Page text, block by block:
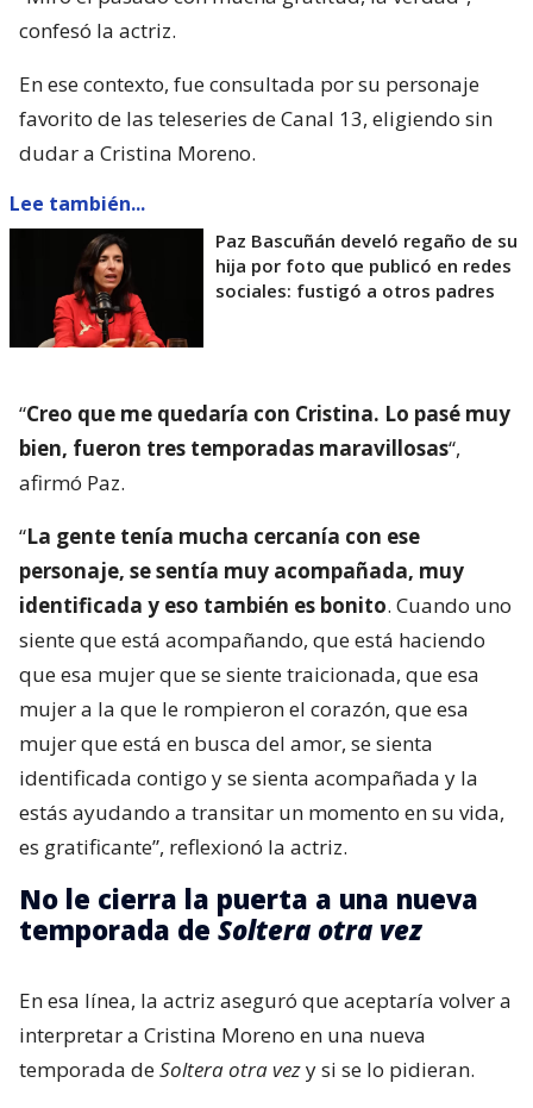
confesó la actriz.
En ese contexto, fue consultada por su personaje
favorito de las teleseries de Canal 13, eligiendo sin
dudar a Cristina Moreno.
Lee también...
Paz Bascuñán develó regaño de su
hija por foto que publicó en redes
sociales: fustigó a otros padres
“Creo que me quedaría con Cristina. Lo pasé muy
bien, fueron tres temporadas maravillosas“,
afirmó Paz.
“La gente tenía mucha cercanía con ese
personaje, se sentía muy acompañada, muy
identificada y eso también es bonito. Cuando uno
siente que está acompañando, que está haciendo
que esa mujer que se siente traicionada, que esa
mujer a la que le rompieron el corazón, que esa
mujer que está en busca del amor, se sienta
identificada contigo y se sienta acompañada y la
estás ayudando a transitar un momento en su vida,
es gratificante”, reflexionó la actriz.
No le cierra la puerta a una nueva
temporada de Soltera otra vez
En esa línea, la actriz aseguró que aceptaría volver a
interpretar a Cristina Moreno en una nueva
temporada deSoltera otra vezy si se lo pidieran.